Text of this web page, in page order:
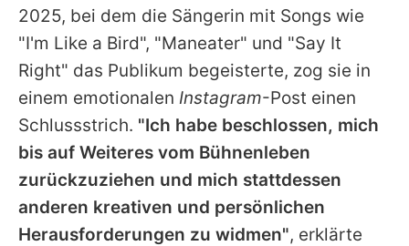
App runterladen
Team
Redaktionelle Richtlinien
Impressum
Datenschutzerklärung
Nutzungsbedingungen
2025, bei dem die Sängerin mit Songs wie
"I'm Like a Bird", "Maneater" und "Say It
Right" das Publikum begeisterte, zog sie in
einem emotionalen Instagram-Post einen
Schlussstrich. "Ich habe beschlossen, mich
bis auf Weiteres vom Bühnenleben
zurückzuziehen und mich stattdessen
anderen kreativen und persönlichen
Herausforderungen zu widmen", erklärte